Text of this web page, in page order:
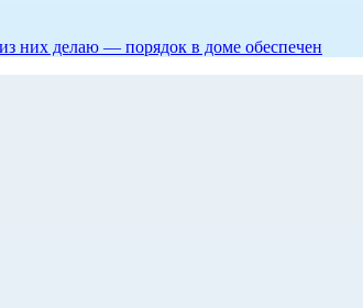
них делаю — порядок в доме обеспечен